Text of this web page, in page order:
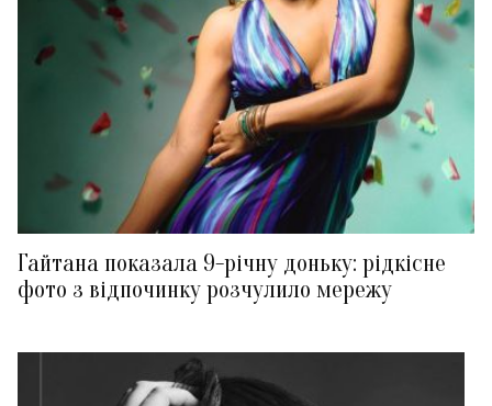
Гайтана показала 9-річну доньку: рідкісне
фото з відпочинку розчулило мережу